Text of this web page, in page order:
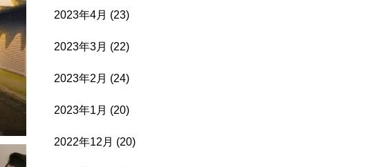
2023年4月 (23)
2023年3月 (22)
2023年2月 (24)
2023年1月 (20)
2022年12月 (20)